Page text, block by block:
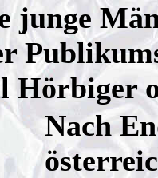
junge
Hörbiger
Nach